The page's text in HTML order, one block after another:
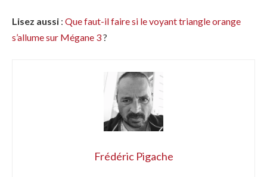
Lisez aussi : Que faut-il faire si le voyant triangle orange
s’allume sur Mégane 3?
Frédéric Pigache